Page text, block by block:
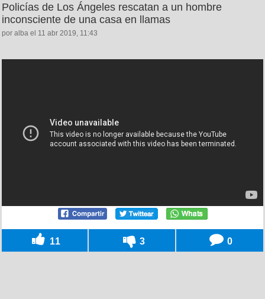
Policías de Los Ángeles rescatan a un hombre
inconsciente de una casa en llamas
por alba el 11 abr 2019, 11:43
11 3 0